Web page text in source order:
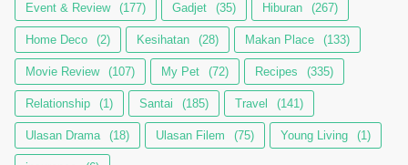
Event & Review (177) Gadjet (35) Hiburan (267)
Home Deco (2) Kesihatan (28) Makan Place (133)
Movie Review (107) My Pet (72) Recipes (335)
Relationship (1) Santai (185) Travel (141)
Ulasan Drama (18) Ulasan Filem (75) Young Living (1)